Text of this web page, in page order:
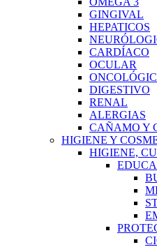
GINGIVAL
HEPATICOS
CARDÍACO
OCULAR
DIGESTIVO
RENAL
ALERGIAS
CAÑAMO Y
HIGIENE Y
HIGIENE,